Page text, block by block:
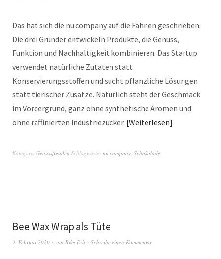
Das hat sich die nu company auf die Fahnen geschrieben.
Die drei Gründer entwickeln Produkte, die Genuss,
Funktion und Nachhaltigkeit kombinieren. Das Startup
verwendet natürliche Zutaten statt
Konservierungsstoffen und sucht pflanzliche Lösungen
statt tierischer Zusätze. Natürlich steht der Geschmack
im Vordergrund, ganz ohne synthetische Aromen und
ohne raffinierten Industriezucker. Weiterlesen
Kategorie Genussfreuden Schlagwörternu company, Schokolade
Bee Wax Wrap als Tüte
9. Februar 2020 von Rika Erb Schreibe einen Kommentar